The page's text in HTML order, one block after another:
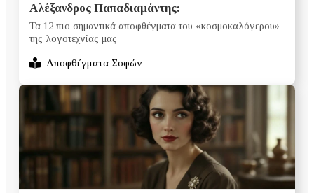
Αλέξανδρος Παπαδιαμάντης:
Τα 12 πιο σημαντικά αποφθέγματα του «κοσμοκαλόγερου»
της λογοτεχνίας μας
Αποφθέγματα Σοφών